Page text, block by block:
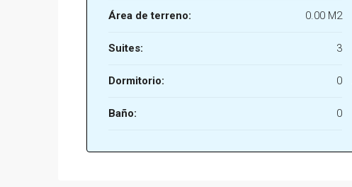
Área de terreno: 0.00 M2
Suites: 3
Dormitorio: 0
Baño: 0